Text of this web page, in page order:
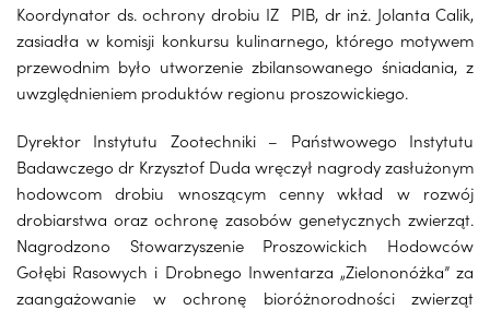
Koordynator ds. ochrony drobiu IZ PIB, dr inż. Jolanta Calik,
zasiadła w komisji konkursu kulinarnego, którego motywem
przewodnim było utworzenie zbilansowanego śniadania, z
uwzględnieniem produktów regionu proszowickiego.
Dyrektor Instytutu Zootechniki – Państwowego Instytutu
Badawczego dr Krzysztof Duda wręczył nagrody zasłużonym
hodowcom drobiu wnoszącym cenny wkład w rozwój
drobiarstwa oraz ochronę zasobów genetycznych zwierząt.
Nagrodzono Stowarzyszenie Proszowickich Hodowców
Gołębi Rasowych i Drobnego Inwentarza „Zielononóżka” za
zaangażowanie w ochronę bioróżnorodności zwierząt